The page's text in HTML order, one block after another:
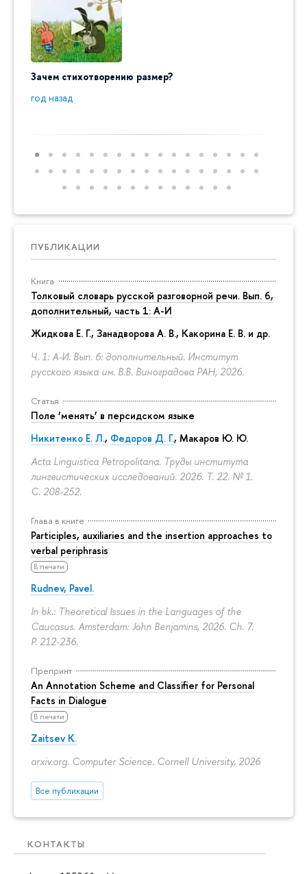
Зачем стихотворению размер?
год назад
ПУБЛИКАЦИИ
Книга
Толковый словарь русской разговорной речи. Вып. 6,
дополнительный, часть 1: А-И
Жидкова Е. Г., Занадворова А. В., Какорина Е. В. и др.
Ч. 1: А-И. Вып. 6: дополнительный. Институт
русского языка им. В.В. Виноградова РАН, 2026.
Статья
Поле ‘менять’ в персидском языке
Никитенко Е. Л., Федоров Д. Г., Макаров Ю. Ю.
Acta Linguistica Petropolitana. Труды института
лингвистических исследований. 2026. Т. 22. № 1.
С. 208-252.
Глава в книге
Participles, auxiliaries and the insertion approaches to
verbal periphrasis
В печати
Rudnev, Pavel.
In bk.: Theoretical Issues in the Languages of the
Caucasus. Amsterdam: John Benjamins, 2026. Ch. 7.
P. 212-236.
Препринт
An Annotation Scheme and Classifier for Personal
Facts in Dialogue
В печати
Zaitsev K.
arxiv.org. Computer Science. Cornell University, 2026
Все публикации
КОНТАКТЫ